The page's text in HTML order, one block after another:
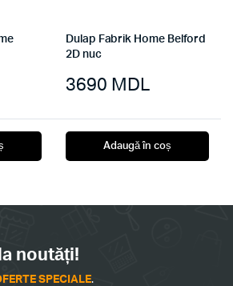
Dulap Fabrik Home Belford
2D nuc
3690 MDL
Adaugă în coș
noutăți!
SPECIALE.